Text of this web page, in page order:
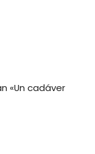
«Un cadáver